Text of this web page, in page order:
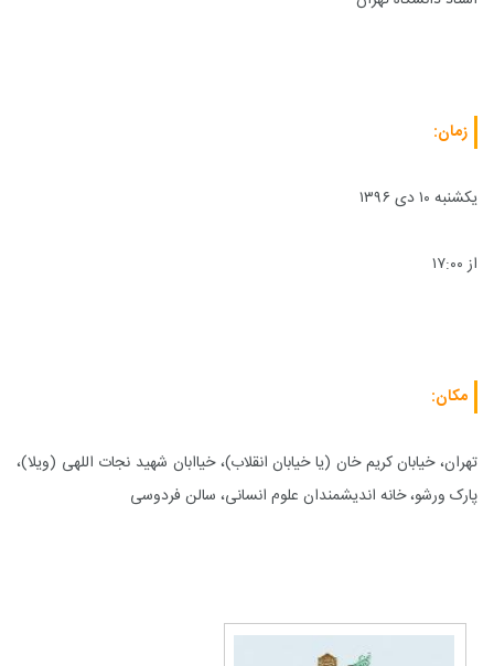
زمان:
یکشنبه ۱۰ دی ۱۳۹۶
از ۱۷:۰۰
مکان:
تهران، خیابان کریم خان (یا خیابان انقلاب)، خیاابان شهید نجات اللهی (ویلا)،
پارک ورشو، خانه اندیشمندان علوم انسانی، سالن فردوسی